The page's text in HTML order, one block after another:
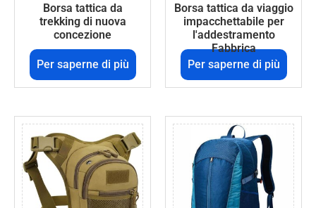
Borsa tattica da
trekking di nuova
concezione
Per saperne di più
Borsa tattica da viaggio
impacchettabile per
l'addestramento
Fabbrica
Per saperne di più